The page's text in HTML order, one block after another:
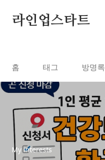
라인업스타트
홈 태그 방명록
My interests